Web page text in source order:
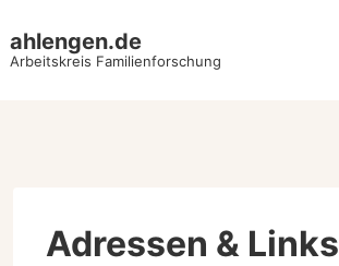
Zum
ahlengen.de
Arbeitskreis Familienforschung
Adressen & Links